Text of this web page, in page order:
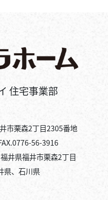
住宅事業部
市栗森2丁目2305番地
56-3916
井県福井市栗森2丁目
県、石川県